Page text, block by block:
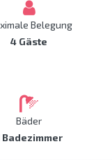
Belegung
4 Gäste
Bäder
Badezimmer